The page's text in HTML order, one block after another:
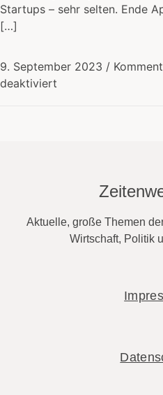
Startups – sehr selten. Ende
[…]
9. September 2023 /
deaktiviert
Aktuelle, große Themen
Wirtschaft, Politik